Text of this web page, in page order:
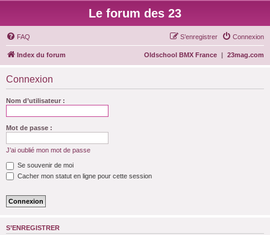
Le forum des 23
FAQ Connexion
S’enregistrer
Index du forum 23mag.com
|
Oldschool BMX France
Connexion
Nom d’utilisateur :
Mot de passe :
J’ai oublié mon mot de passe
Se souvenir de moi
Cacher mon statut en ligne pour cette session
S’ENREGISTRER